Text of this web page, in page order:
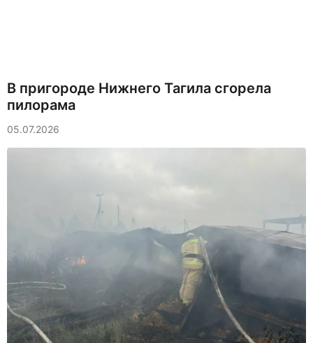
В пригороде Нижнего Тагила сгорела
пилорама
05.07.2026